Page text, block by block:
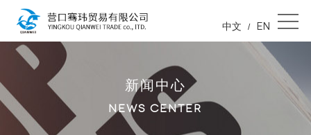
中文 / EN
新闻中心
NEWS CENTER